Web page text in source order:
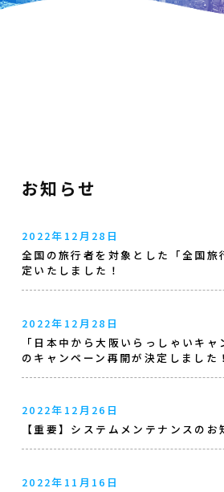
お知らせ
2022年12月28日
全国の旅行者を対象とした「全国旅
定いたしました！
2022年12月28日
「日本中から大阪いらっしゃいキャ
のキャンペーン再開が決定しました！
2022年12月26日
【重要】システムメンテナンスのお
2022年11月16日